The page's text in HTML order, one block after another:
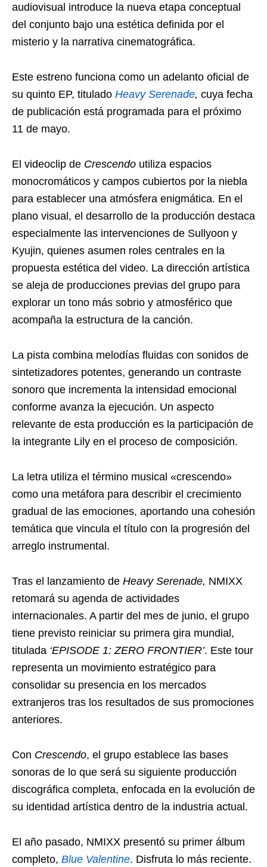
audiovisual introduce la nueva etapa conceptual
del conjunto bajo una estética definida por el
misterio y la narrativa cinematográfica.
Este estreno funciona como un adelanto oficial de
su quinto EP, titulado Heavy Serenade, cuya fecha
de publicación está programada para el próximo
11 de mayo.
El videoclip de Crescendo utiliza espacios
monocromáticos y campos cubiertos por la niebla
para establecer una atmósfera enigmática. En el
plano visual, el desarrollo de la producción destaca
especialmente las intervenciones de Sullyoon y
Kyujin, quienes asumen roles centrales en la
propuesta estética del video. La dirección artística
se aleja de producciones previas del grupo para
explorar un tono más sobrio y atmosférico que
acompaña la estructura de la canción.
La pista combina melodías fluidas con sonidos de
sintetizadores potentes, generando un contraste
sonoro que incrementa la intensidad emocional
conforme avanza la ejecución. Un aspecto
relevante de esta producción es la participación de
la integrante Lily en el proceso de composición.
La letra utiliza el término musical «crescendo»
como una metáfora para describir el crecimiento
gradual de las emociones, aportando una cohesión
temática que vincula el título con la progresión del
arreglo instrumental.
Tras el lanzamiento de Heavy Serenade, NMIXX
retomará su agenda de actividades
internacionales. A partir del mes de junio, el grupo
tiene previsto reiniciar su primera gira mundial,
titulada ‘EPISODE 1: ZERO FRONTIER’. Este tour
representa un movimiento estratégico para
consolidar su presencia en los mercados
extranjeros tras los resultados de sus promociones
anteriores.
Con Crescendo, el grupo establece las bases
sonoras de lo que será su siguiente producción
discográfica completa, enfocada en la evolución de
su identidad artística dentro de la industria actual.
El año pasado, NMIXX presentó su primer álbum
completo, Blue Valentine. Disfruta lo más reciente.